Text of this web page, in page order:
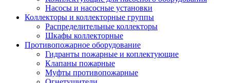
Насосы и насосные установки
Коллекторы и коллекторные группы
Распределительные коллекторы
Шкафы коллекторные
Противопожарное оборудование
Гидранты пожарные и коплектующие
Клапаны пожарные
Муфты противопожарные